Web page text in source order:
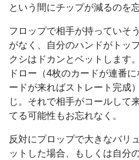
という間にチップが減るのを
フロップで相手が持っていそ
がなく、自分のハンドがトッ
クシはドカンとベットします
ドロー（4枚のカードが連番
ードが来ればストレート完成
じ。それで相手がコールして
てる可能性もお忘れなく。
反対にプロップで大きなバリ
ットした場合、もしくは自分